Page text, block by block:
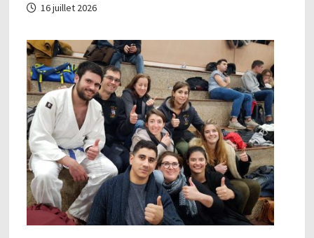
16 juillet 2026